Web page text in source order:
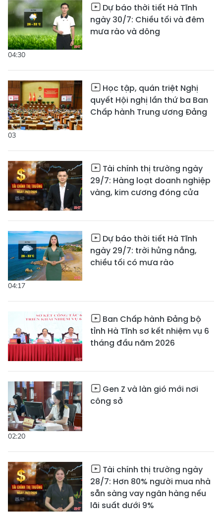
04:30
Dự báo thời tiết Hà Tĩnh
ngày 30/7: Chiều tối và đêm
mưa rào và dông
03
Học tập, quán triệt Nghị
quyết Hội nghị lần thứ ba Ban
Chấp hành Trung ương Đảng
Tài chính thị trường ngày
29/7: Hàng loạt doanh nghiệp
vàng, kim cương đóng cửa
04:17
Dự báo thời tiết Hà Tĩnh
ngày 29/7: trời hửng nắng,
chiều tối có mưa rào
Ban Chấp hành Đảng bộ
tỉnh Hà Tĩnh sơ kết nhiệm vụ 6
tháng đầu năm 2026
02:20
Gen Z và làn gió mới nơi
công sở
Tài chính thị trường ngày
28/7: Hơn 80% người mua nhà
sẵn sàng vay ngân hàng nếu
lãi suất dưới 9%